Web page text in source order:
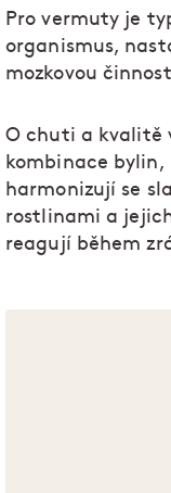
Pro vermuty je
organismus,
mozkovou
O chuti a kvalitě
kombinace
harmonizují se
rostlinami a
reagují během